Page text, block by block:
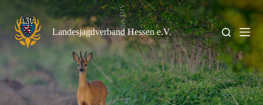
springen
Landesjagdverband Hessen e.V.
Rolfes/DJV